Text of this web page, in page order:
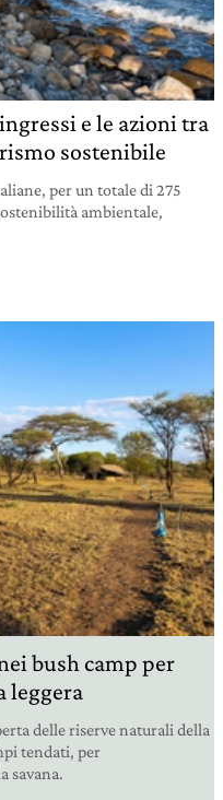
e le azioni tra
sostenibile
per un totale di 275
ambientale,
bush camp per
leggera
delle riserve naturali della
tendati, per
savana.